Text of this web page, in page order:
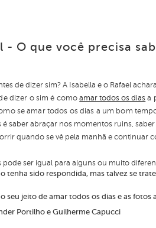
- O que você precisa
de dizer sim? A Isabella e o Rafael
dizer o sim é comoamar todos os dias a
se amar todos os dias a um bom
é saber abraçar nos momentos ruins,
quando se vê pela manhã e continuar
pode ser igual para alguns ou muito
tenha sido respondida, mas talvez se
seu jeito de amar todos os dias e as
Portilho e Guilherme Capucci